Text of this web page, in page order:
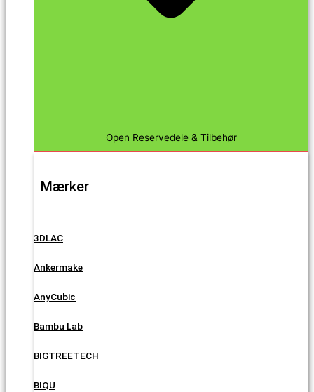
Open Reservedele & Tilbehør
Mærker
3DLAC
Ankermake
AnyCubic
Bambu Lab
BIGTREETECH
BIQU